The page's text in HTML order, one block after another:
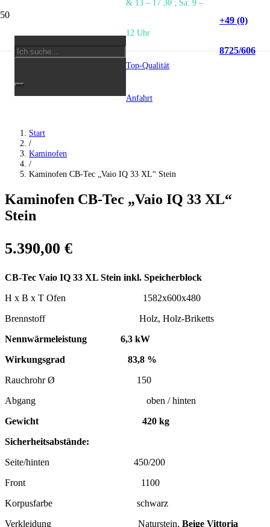
& 13 – 17.30 ; Sa: 9 –
12 Uhr
Top-Qualität
Anfahrt
+49 (0)
8725/606
Start
/
Kaminofen
/
Kaminofen CB-Tec „Vaio IQ 33 XL“ Stein
Kaminofen CB-Tec „Vaio IQ 33 XL“
Stein
5.390,00 €
CB-Tec Vaio IQ 33 XL Stein inkl. Speicherblock
H x B x T Ofen 1582x600x480
Brennstoff Holz, Holz-Briketts
Nennwärmeleistung 6,3 kW
Wirkungsgrad 83,8 %
Rauchrohr Ø 150
Abgang oben / hinten
Gewicht 420 kg
Sicherheitsabstände:
Seite/hinten 450/200
Front 1100
Korpusfarbe schwarz
Verkleidung Naturstein, Beige Vittoria